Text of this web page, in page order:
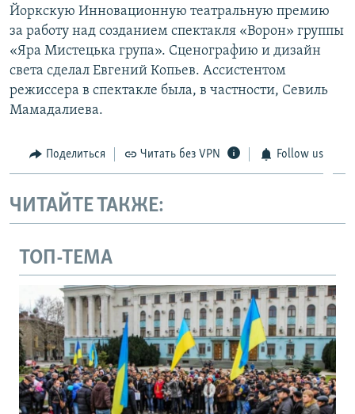
Йоркскую Инновационную театральную премию
за работу над созданием спектакля «Ворон» группы
«Яра Мистецька група». Сценографию и дизайн
света сделал Евгений Копьев. Ассистентом
режиссера в спектакле была, в частности, Севиль
Мамадалиева.
Поделиться Читать без VPN Follow us
ЧИТАЙТЕ ТАКЖЕ:
ТОП-ТЕМА